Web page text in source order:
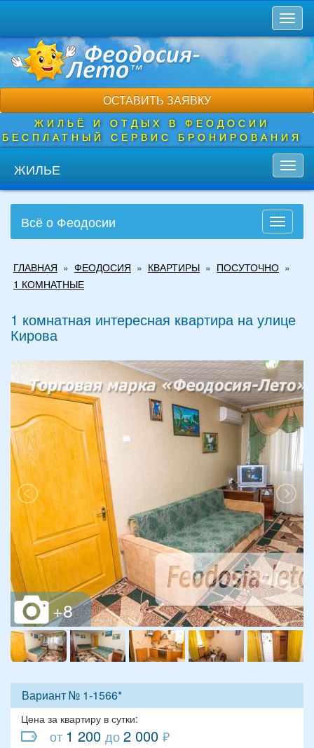
основному
содержанию
ОСТАВИТЬ ЗАЯВКУ
ЖИЛЬЁ И ОТДЫХ В ФЕОДОСИИ
БЕСПЛАТНЫЙ СЕРВИС БРОНИРОВАНИЯ
ЖИЛЬЕ
Toggle
Всё о Феодосии
здесь
ГЛАВНАЯ » ФЕОДОСИЯ » КВАРТИРЫ » ПОСУТОЧНО »
1 КОМНАТНЫЕ
1 комнатная интересная квартира на улице
Кирова
Вариант № 1-1566*
Цена за квартиру в сутки:
от 1 200 до2 000 ₽